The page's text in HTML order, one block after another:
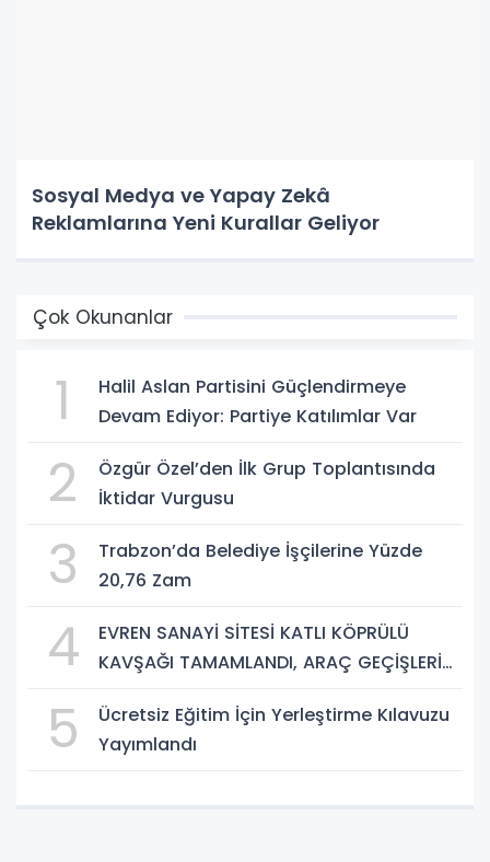
Sosyal Medya ve Yapay Zekâ
Reklamlarına Yeni Kurallar Geliyor
Çok Okunanlar
1
Halil Aslan Partisini Güçlendirmeye
Devam Ediyor: Partiye Katılımlar Var
2
Özgür Özel’den İlk Grup Toplantısında
İktidar Vurgusu
3
Trabzon’da Belediye İşçilerine Yüzde
20,76 Zam
4
EVREN SANAYİ SİTESİ KATLI KÖPRÜLÜ
KAVŞAĞI TAMAMLANDI, ARAÇ GEÇİŞLERİ
5
Ücretsiz Eğitim İçin Yerleştirme Kılavuzu
Yayımlandı